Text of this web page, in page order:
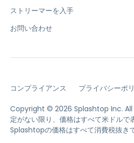
ストリーマーを入手
お問い合わせ
コンプライアンス プライバシーポ
Copyright © 2026 Splashtop Inc.
定がない限り、価格はすべて米ドルで
Splashtopの価格はすべて消費税抜きで